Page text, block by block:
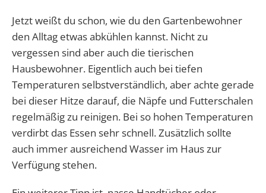
Jetzt weißt du schon, wie du den Gartenbewohner
den Alltag etwas abkühlen kannst. Nicht zu
vergessen sind aber auch die tierischen
Hausbewohner. Eigentlich auch bei tiefen
Temperaturen selbstverständlich, aber achte gerade
bei dieser Hitze darauf, die Näpfe und Futterschalen
regelmäßig zu reinigen. Bei so hohen Temperaturen
verdirbt das Essen sehr schnell. Zusätzlich sollte
auch immer ausreichend Wasser im Haus zur
Verfügung stehen.